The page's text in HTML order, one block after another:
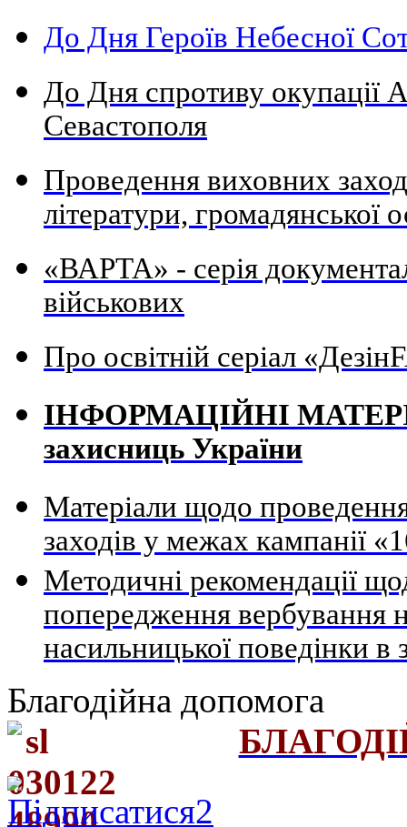
До Дня Героїв Небесної
До Дня спротиву окупації
Севастополя
Проведення виховних
літератури, громадянської
«ВАРТА» - серія
військових
Про освітній серіал
ІНФОРМАЦІЙНІ
захисниць України
Матеріали щодо
заходів у межах кампанії
Методичні рекомендації
попередження вербування
насильницької поведінки в
Благодійна допомога